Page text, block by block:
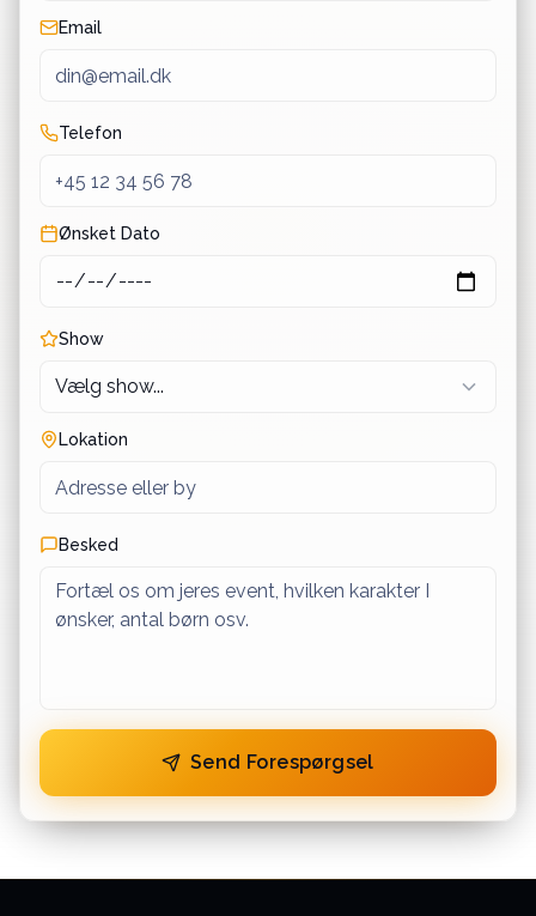
Email
Telefon
Ønsket Dato
Show
Lokation
Besked
Send Forespørgsel